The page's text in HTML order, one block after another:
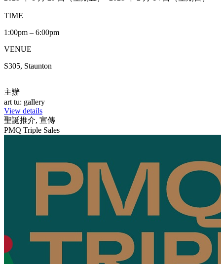
TIME
1:00pm – 6:00pm
VENUE
S305, Staunton
主辦
art tu: gallery
View details
聖誕推介, 宣傳
PMQ Triple Sales